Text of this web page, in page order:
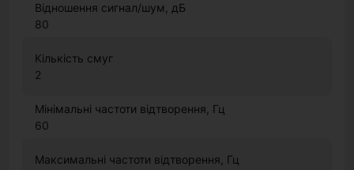
Відношення сигнал/шум, дБ
80
Кількість смуг
2
Мінімальні частоти відтворення, Гц
60
Максимальні частоти відтворення, Гц